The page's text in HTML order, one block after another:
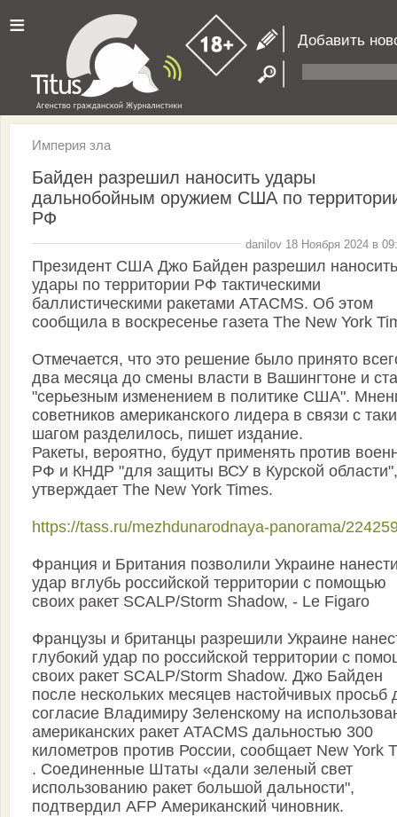
≡ Добавить
Империя зла
Байден разрешил наносить удары
дальнобойным оружием США по
РФ
danilov 18 Ноября 2024 в
Президент США Джо Байден разрешил наносить
удары по территории РФ тактическими
баллистическими ракетами ATACMS. Об этом
сообщила в воскресенье газета The New York
Отмечается, что это решение было принято
два месяца до смены власти в Вашингтоне и
"серьезным изменением в политике США".
советников американского лидера в связи с
шагом разделилось, пишет издание.
Ракеты, вероятно, будут применять против
РФ и КНДР "для защиты ВСУ в Курской области",
утверждает The New York Times.
https://tass.ru/mezhdunarodnaya-panorama/
Франция и Британия позволили Украине
удар вглубь российской территории с помощью
своих ракет SCALP/Storm Shadow, - Le Figaro
Французы и британцы разрешили Украине
глубокий удар по российской территории с
своих ракет SCALP/Storm Shadow. Джо Байден
после нескольких месяцев настойчивых просьб
согласие Владимиру Зеленскому на
американских ракет ATACMS дальностью 300
километров против России, сообщает New York
. Соединенные Штаты «дали зеленый свет
использованию ракет большой дальности",
подтвердил AFP Американский чиновник.